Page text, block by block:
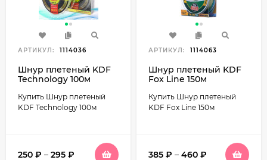
АРТИКУЛ: 1114036
Шнур плетеный KDF
Technology 100м
Купить Шнур плетеный
KDF Technology 100м
250 ₽ – 295 ₽
АРТИКУЛ: 1114063
Шнур плетеный KDF
Fox Line 150м
Купить Шнур плетеный
KDF Fox Line 150м
385 ₽ – 460 ₽